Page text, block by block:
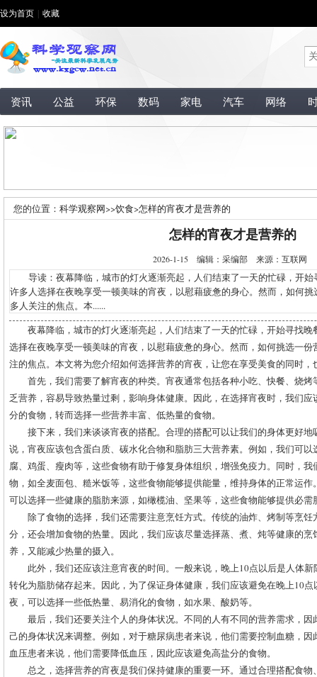
设为首页 收藏
资讯 公益 环保 数码 家电 汽车 网络
您的位置： 科学观察网>>饮食>怎样的宵夜才是营养的
怎样的宵夜才是营养的
2026-1-15 编辑：采编部 来源：互联网
导读：夜幕降临，城市的灯火逐渐亮起，人们结束了一天的忙碌，开始
许多人选择在夜晚享受一顿美味的宵夜，以慰藉疲惫的身心。然而，如何
多人关注的焦点。本......
夜幕降临，城市的灯火逐渐亮起，人们结束了一天的忙碌，开始寻找
选择在夜晚享受一顿美味的宵夜，以慰藉疲惫的身心。然而，如何挑选一
注的焦点。本文将为您介绍如何选择营养的宵夜，让您在享受美食的同时，
首先，我们需要了解宵夜的种类。宵夜通常包括各种小吃、快餐、烧
乏营养，容易导致热量过剩，影响身体健康。因此，在选择宵夜时，我们
分的食物，转而选择一些营养丰富、低热量的食物。
接下来，我们来谈谈宵夜的搭配。合理的搭配可以让我们的身体更好
说，宵夜应该包含蛋白质、碳水化合物和脂肪三大营养素。例如，我们可
腐、鸡蛋、瘦肉等，这些食物有助于修复身体组织，增强免疫力。同时，
物，如全麦面包、糙米饭等，这些食物能够提供能量，维持身体的正常运
可以选择一些健康的脂肪来源，如橄榄油、坚果等，这些食物能够提供必
除了食物的选择，我们还需要注意烹饪方式。传统的油炸、烤制等烹
分，还会增加食物的热量。因此，我们应该尽量选择蒸、煮、炖等健康的
养，又能减少热量的摄入。
此外，我们还应该注意宵夜的时间。一般来说，晚上10点以后是人体
转化为脂肪储存起来。因此，为了保证身体健康，我们应该避免在晚上10
夜，可以选择一些低热量、易消化的食物，如水果、酸奶等。
最后，我们还要关注个人的身体状况。不同的人有不同的营养需求，
己的身体状况来调整。例如，对于糖尿病患者来说，他们需要控制血糖，
血压患者来说，他们需要降低血压，因此应该避免高盐分的食物。
总之，选择营养的宵夜是我们保持健康的重要一环。通过合理搭配食